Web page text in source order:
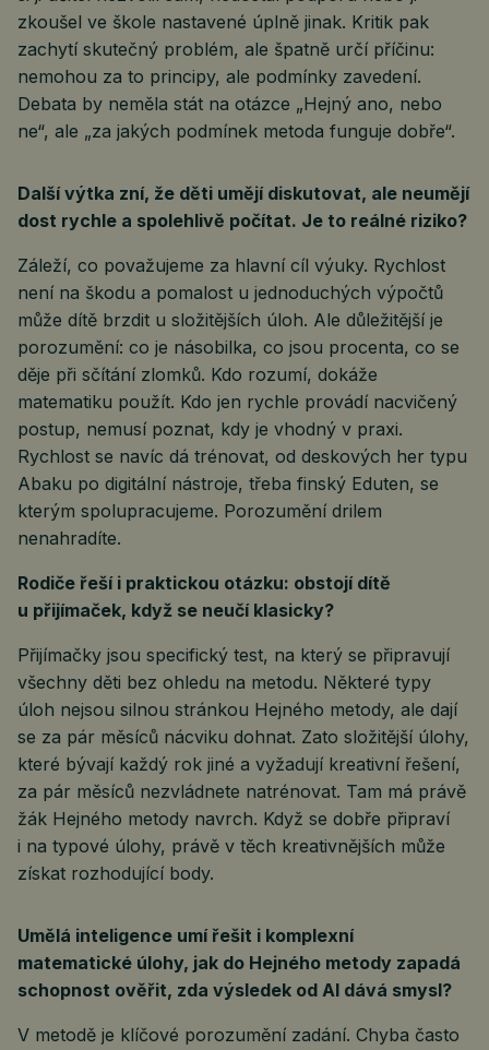
zkoušel ve škole nastavené úplně jinak. Kritik pak
zachytí skutečný problém, ale špatně určí příčinu:
nemohou za to principy, ale podmínky zavedení.
Debata by neměla stát na otázce „Hejný ano, nebo
ne“, ale „za jakých podmínek metoda funguje dobře“.
Další výtka zní, že děti umějí diskutovat, ale neumějí
dost rychle a spolehlivě počítat. Je to reálné riziko?
Záleží, co považujeme za hlavní cíl výuky. Rychlost
není na škodu a pomalost u jednoduchých výpočtů
může dítě brzdit u složitějších úloh. Ale důležitější je
porozumění: co je násobilka, co jsou procenta, co se
děje při sčítání zlomků. Kdo rozumí, dokáže
matematiku použít. Kdo jen rychle provádí nacvičený
postup, nemusí poznat, kdy je vhodný v praxi.
Rychlost se navíc dá trénovat, od deskových her typu
Abaku po digitální nástroje, třeba finský Eduten, se
kterým spolupracujeme. Porozumění drilem
nenahradíte.
Rodiče řeší i praktickou otázku: obstojí dítě
u přijímaček, když se neučí klasicky?
Přijímačky jsou specifický test, na který se připravují
všechny děti bez ohledu na metodu. Některé typy
úloh nejsou silnou stránkou Hejného metody, ale dají
se za pár měsíců nácviku dohnat. Zato složitější úlohy,
které bývají každý rok jiné a vyžadují kreativní řešení,
za pár měsíců nezvládnete natrénovat. Tam má právě
žák Hejného metody navrch. Když se dobře připraví
i na typové úlohy, právě v těch kreativnějších může
získat rozhodující body.
Umělá inteligence umí řešit i komplexní
matematické úlohy, jak do Hejného metody zapadá
schopnost ověřit, zda výsledek od AI dává smysl?
V metodě je klíčové porozumění zadání. Chyba často